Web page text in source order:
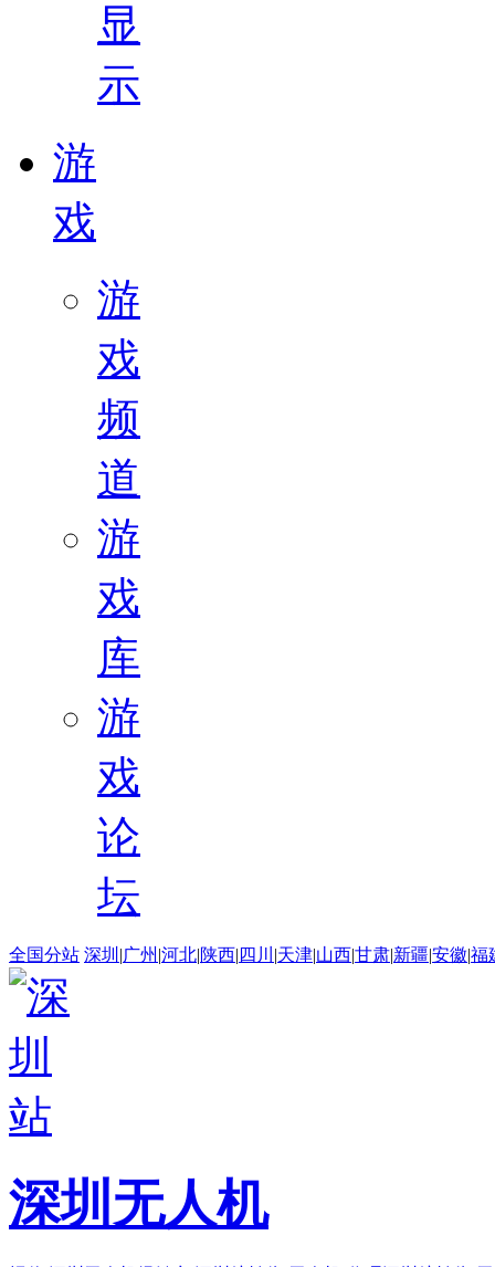
显
示
游
戏
游
戏
频
道
游
戏
库
游
戏
论
坛
全国分站 深圳 |广州 |河北|陕西| 四川 |天津|山西|甘肃|新疆|安徽|福
深圳无人机